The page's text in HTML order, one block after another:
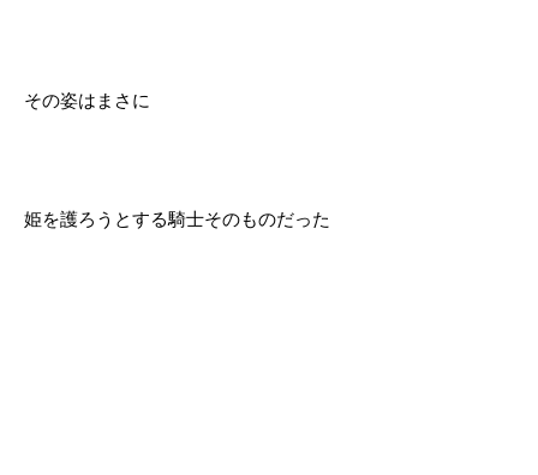
その姿はまさに
姫を護ろうとする騎士そのものだった